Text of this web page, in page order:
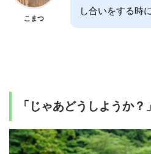
こまつ
し合いをする時
「じゃあどうしようか